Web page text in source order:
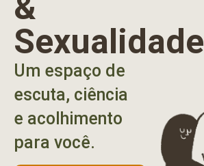
Sexualidade
Um espaço de
escuta, ciência
e acolhimento
para você.